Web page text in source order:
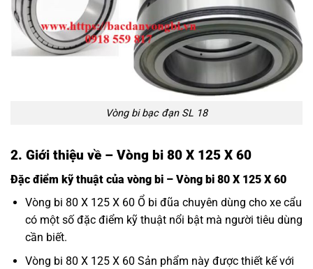
Vòng bi bạc đạn SL 18
2. Giới thiệu về – Vòng bi 80 X 125 X 60
Đặc điểm kỹ thuật của vòng bi – Vòng bi 80 X 125 X 60
Vòng bi 80 X 125 X 60 Ổ bi đũa chuyên dùng cho xe cẩu
có một số đặc điểm kỹ thuật nổi bật mà người tiêu dùng
cần biết.
Vòng bi 80 X 125 X 60 Sản phẩm này được thiết kế với